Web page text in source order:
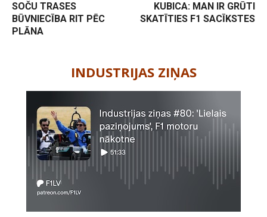
SOČU TRASES
BŪVNIECĪBA RIT PĒC
PLĀNA
KUBICA: MAN IR GRŪTI
SKATĪTIES F1 SACĪKSTES
INDUSTRIJAS ZIŅAS